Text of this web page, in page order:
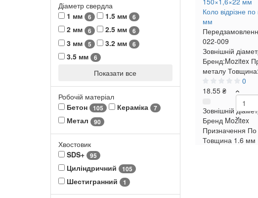
Діаметр свердла
1 мм
6 1.5 мм 6
2 мм 6 2.5 мм 6
3 мм 5 3.2 мм 6
3.5 мм 6
Показати все
Робочій матеріал
Бетон
105 Кераміка 7
Метал 90
Хвостовик
SDS+
95
Циліндричний 105
Шестигранний 1
Коло відрізне
мм
022-009
Зовнішній
Бренд:Mozitex
металу Товщина:
0
18.55 ₴
Зовнішній
Бренд Mozitex
Призначення По
Товщина 1.6 мм